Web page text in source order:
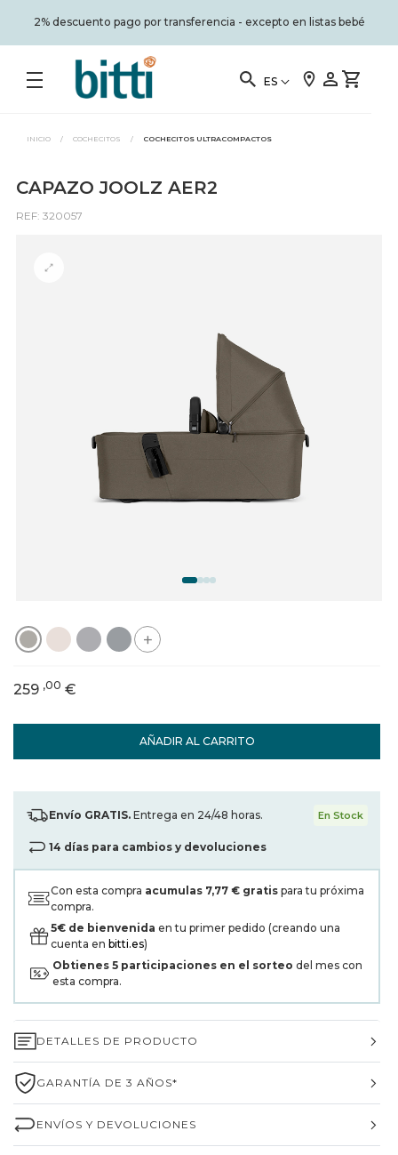
2% descuento pago por transferencia - excepto en listas bebé
ES
INICIO / COCHECITOS / COCHECITOS ULTRACOMPACTOS
CAPAZO JOOLZ AER2
REF: 320057
+
AÑADIR AL CARRITO
259 ,00 €
Envío GRATIS. Entrega en 24/48 horas. En Stock
14 días para cambios y devoluciones
Con esta compra acumulas 7,77 € gratis para tu próxima
compra.
5€ de bienvenida en tu primer pedido (creando una
cuenta en bitti.es)
Obtienes 5 participaciones en el sorteo del mes con
esta compra.
DETALLES DE PRODUCTO
GARANTÍA DE 3 AÑOS*
ENVÍOS Y DEVOLUCIONES